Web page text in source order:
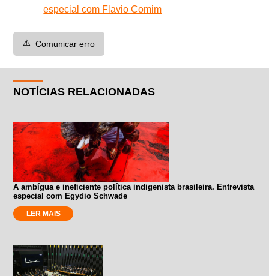
especial com Flavio Comim
⚠️ Comunicar erro
NOTÍCIAS RELACIONADAS
A ambígua e ineficiente política indigenista brasileira. Entrevista
especial com Egydio Schwade
LER MAIS